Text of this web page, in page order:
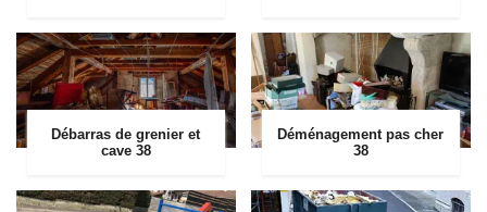
Débarras de grenier et
cave 38
Déménagement pas cher
38